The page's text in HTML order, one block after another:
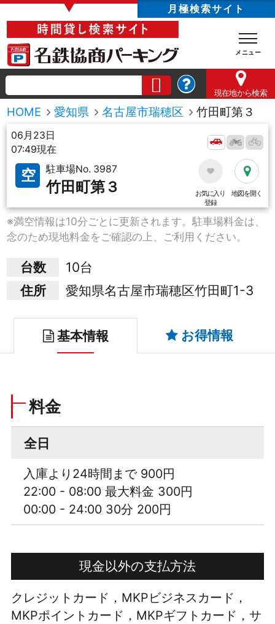
▼ 月極検索サイト
現在地から検索
HOME 愛知県 名古屋市瑞穂区 竹田町第３
06月23日
07:49現在
空 駐車場No. 3987
竹田町第３
お気に入り
登録
地図を開く
※満空情報は10分ごとに更新されます。駐車場料金は、
念のため現地料金をご確認の上、ご利用ください。
台数
10台
住所
愛知県名古屋市瑞穂区竹田町1-3
基本情報 お得情報
料金
全日
入庫より24時間まで 900円
22:00 - 08:00 最大料金 300円
00:00 - 24:00 30分 200円
現金以外の支払方法
クレジットカード，MKPビジネスカード，
MKPポイントカード，MKPギフトカード，サ